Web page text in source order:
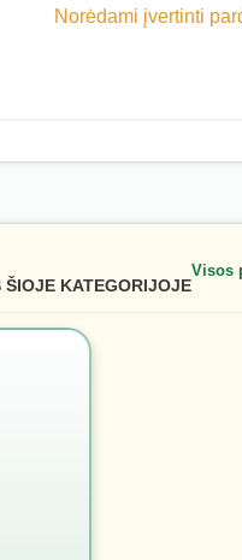
Norėdami įvertinti
ŠIOJE KATEGORIJOJE
Visos